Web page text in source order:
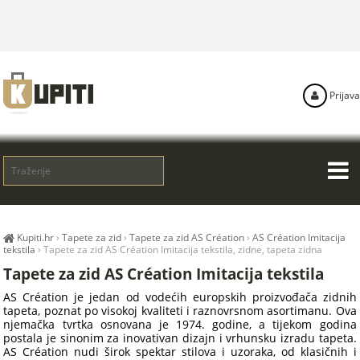
Kupiti.hr›Tapete za zid ›Tapete za zid AS Création ›AS Création Imitacija
tekstila ›Tapete za zid AS Création Imitacija tekstila, zidne, tapeta zidna
Tapete za zid AS Création Imitacija tekstila
AS Création je jedan od vodećih europskih proizvođača zidnih
tapeta, poznat po visokoj kvaliteti i raznovrsnom asortimanu. Ova
njemačka tvrtka osnovana je 1974. godine, a tijekom godina
postala je sinonim za inovativan dizajn i vrhunsku izradu tapeta.
AS Création nudi širok spektar stilova i uzoraka, od klasičnih i
Prijava